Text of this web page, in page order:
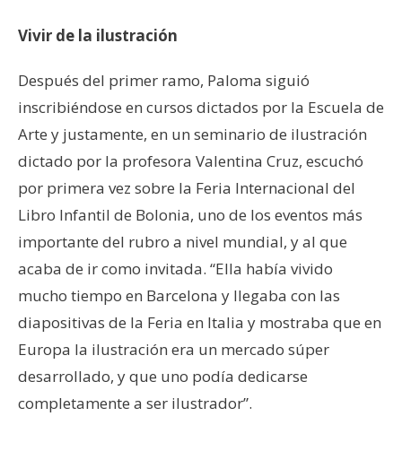
Vivir de la ilustración
Después del primer ramo, Paloma siguió
inscribiéndose en cursos dictados por la Escuela de
Arte y justamente, en un seminario de ilustración
dictado por la profesora Valentina Cruz, escuchó
por primera vez sobre la Feria Internacional del
Libro Infantil de Bolonia, uno de los eventos más
importante del rubro a nivel mundial, y al que
acaba de ir como invitada. “Ella había vivido
mucho tiempo en Barcelona y llegaba con las
diapositivas de la Feria en Italia y mostraba que en
Europa la ilustración era un mercado súper
desarrollado, y que uno podía dedicarse
completamente a ser ilustrador”.